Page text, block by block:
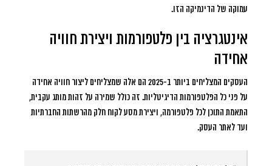
עמוקה של הדינמיקה הזו.
אינטגרציה בין פלטפורמות ויצירת חוויה
אחידה
העסקים המצליחים ביותר ב-2025 הם אלה שמצליחים ליצור חוויה אחידה
על פני כל הפלטפורמות הדיגיטליות. זה כולל שמירה על זהות מותג עקבית,
התאמת התוכן לכל פלטפורמה, ויצירת מסע לקוח חלק מהרשתות החברתיות
ועד לאתר העסק.